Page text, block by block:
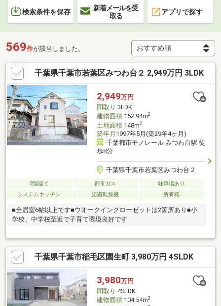
検索条件を保存
新着メールを受
取る
アプリで探す
569件が該当しました。
千葉県千葉市若葉区みつわ台２ 2,949万円 3LDK
2,949万円
間取り 3LDK
建物面積152.94m2
土地面積148m2
築年月 1997年5月(築29年4ヶ月)
千葉都市モノレール みつわ台駅 徒
歩8分
千葉県千葉市若葉区みつわ台２
2階建て 都市ガス
駐車場あり
システムキッチン
浴室乾燥機 所有権
■全居室6帖以上です■ウオークインクローゼットは2箇所あり■小
学校、中学校至近で子育て環境良好です
千葉県千葉市稲毛区園生町 3,980万円 4SLDK
3,980万円
間取り 4SLDK
建物面積104.54m2